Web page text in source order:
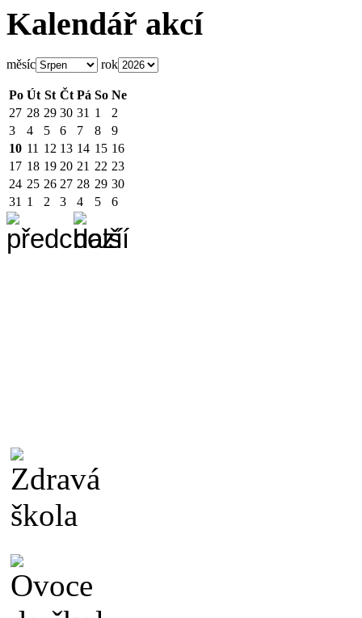
Kalendář akcí
měsíc rok
Po Út St Čt Pá So Ne
27 28 29 30 31 1
2
3
4 5 6 7 8
9
10 11 12 13 14 15 16
17 18 19 20 21 22 23
24 25 26 27 28 29 30
31 1 2 3 4 5 6